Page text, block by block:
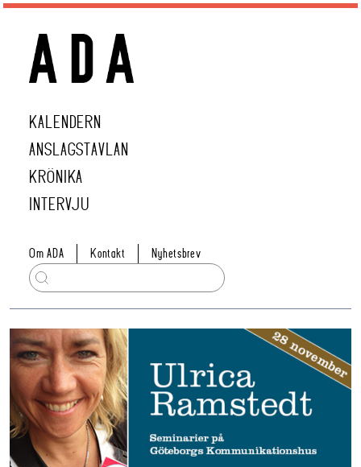
KALENDERN
ANSLAGSTAVLAN
KRÖNIKA
INTERVJU
Om ADA Kontakt Nyhetsbrev